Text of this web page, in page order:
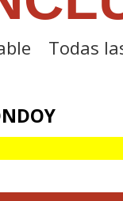
Todas